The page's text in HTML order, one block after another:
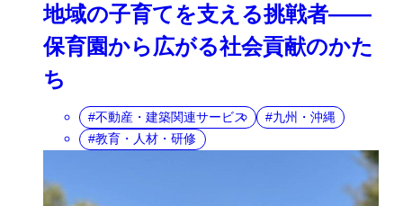
地域の子育てを支える挑戦者――
保育園から広がる社会貢献のかた
ち
不動産・建築関連サービス
九州・沖縄
教育・人材・研修